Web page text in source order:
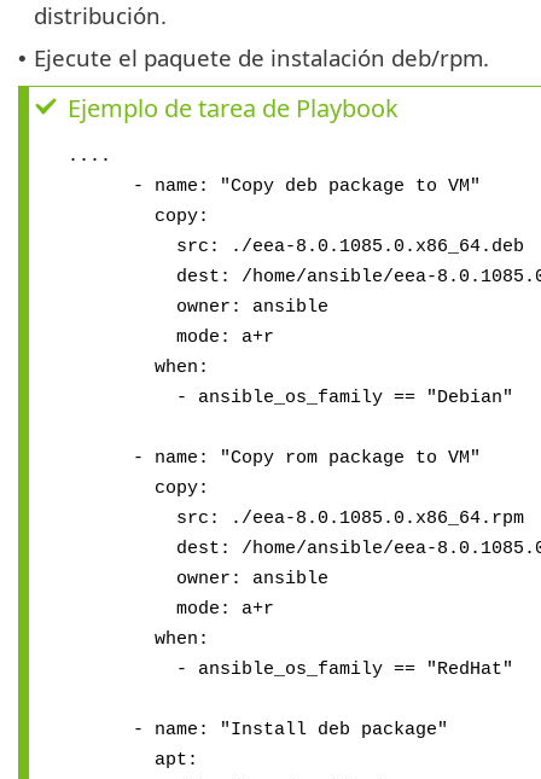
distribución.
• Ejecute el paquete de instalación deb/rpm.
Ejemplo de tarea de Playbook
....
- name: "Copy deb package to VM"
copy:
src: ./eea-8.0.1085.0.x86_64.deb
dest: /home/ansible/eea-
owner: ansible
mode: a+r
when:
- ansible_os_family == "Debian"
- name: "Copy rom package to VM"
copy:
src: ./eea-8.0.1085.0.x86_64.rpm
dest: /home/ansible/eea-
owner: ansible
mode: a+r
when:
- ansible_os_family == "RedHat"
- name: "Install deb package"
apt: